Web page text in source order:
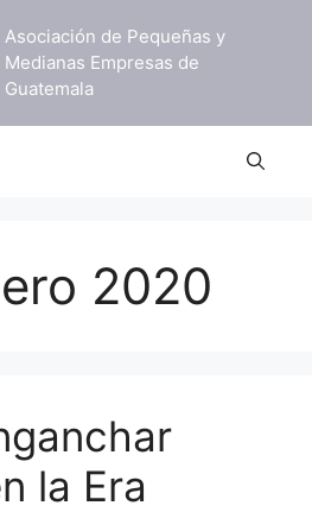
Asociación de Pequeñas y
Medianas Empresas de
Guatemala
2020
la Era